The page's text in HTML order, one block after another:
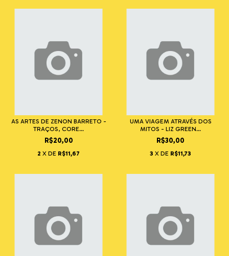
AS ARTES DE ZENON BARRETO -
TRAÇOS, CORE...
R$20,00
2 X DE R$11,67
UMA VIAGEM ATRAVÉS DOS
MITOS - LIZ GREEN...
R$30,00
3 X DE R$11,73